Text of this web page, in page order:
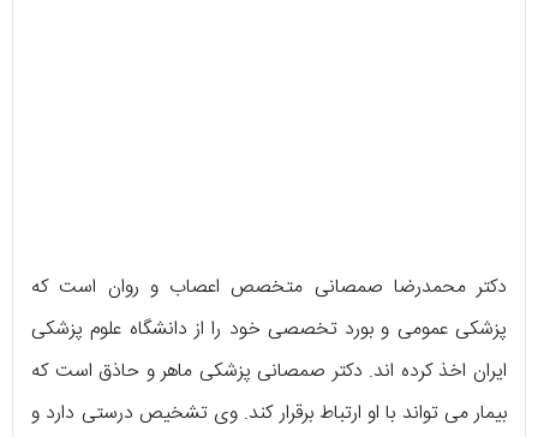
دکتر محمدرضا صمصانی متخصص اعصاب و روان است که
پزشکی عمومی و بورد تخصصی خود را از دانشگاه علوم پزشکی
ایران اخذ کرده اند. دکتر صمصانی پزشکی ماهر و حاذق است که
بیمار می تواند با او ارتباط برقرار کند. وی تشخیص درستی دارد و